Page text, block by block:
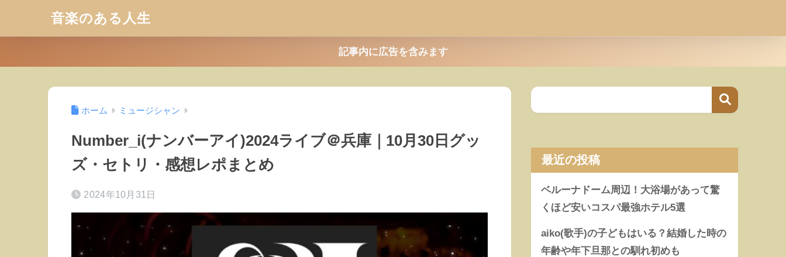
音楽のある人生
記事内に広告を含みます
ホーム ミュージシャン
Number_i(ナンバーアイ)2024ライブ＠兵庫｜10月30日グッ
ズ・セトリ・感想レポまとめ
2024年10月31日
最近の投稿
ベルーナドーム周辺！大浴場があって驚
くほど安いコスパ最強ホテル5選
aiko(歌手)の子どもはいる？結婚した時の
年齢や年下旦那との馴れ初めも